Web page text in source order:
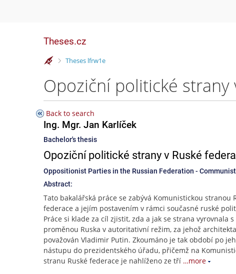
Theses.cz
>
Theses lfrw1e
Back to search
Ing. Mgr. Jan Karlíček
Bachelor's thesis
Opoziční politické strany v Ruské
Oppositionist Parties in the Russian Federation -
Abstract:
Tato bakalářská práce se zabývá Komunistickou stranou
federace a jejím postavením v rámci současné ruské
Práce si klade za cíl zjistit, zda a jak se strana vyrovnala s
proměnou Ruska v autoritativní režim, za jehož
považován Vladimir Putin. Zkoumáno je tak období po
nástupu do prezidentského úřadu, přičemž na
stranu Ruské federace je nahlíženo ze tří …more